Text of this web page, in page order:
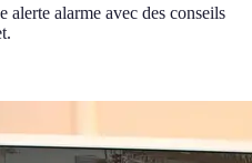
alerte alarme avec des conseils